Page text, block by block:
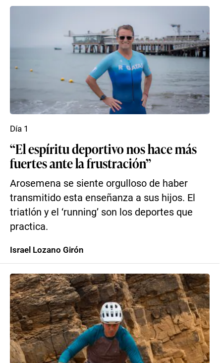
“El espíritu deportivo nos hace más
fuertes ante la frustración”
Arosemena se siente orgulloso de haber
transmitido esta enseñanza a sus hijos. El
triatlón y el ‘running’ son los deportes que
practica.
Día 1
Israel Lozano Girón